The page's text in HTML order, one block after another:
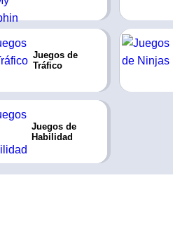
Juegos de
Tráfico
Juegos de
Habilidad